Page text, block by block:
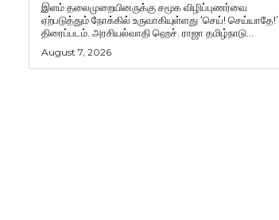
இளம் தலைமுறையினருக்கு சமூக விழிப்புணர்வை
ஏற்படுத்தும் நோக்கில் உருவாகியுள்ளது ‘செய்! செய்யாதே!’
திரைப்படம். அரசியல்வாதி ஹெச். ராஜா தமிழ்நாடு...
August 7, 2026